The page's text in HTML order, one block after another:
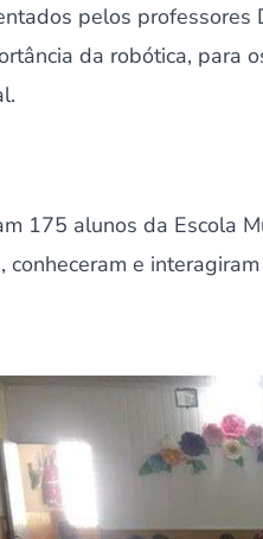
pelos professores
da robótica, para
175 alunos da Escola
conheceram e